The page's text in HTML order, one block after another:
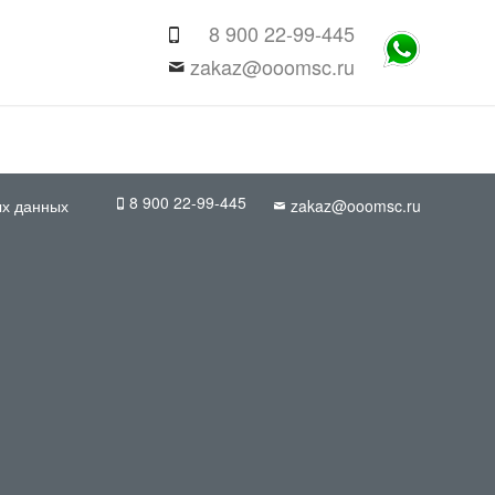
8 900 22-99-445
zakaz@ooomsc.ru
данных 8 900 22-99-445 zakaz@ooomsc.ru